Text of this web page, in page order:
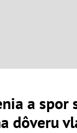
a spor
dôveru